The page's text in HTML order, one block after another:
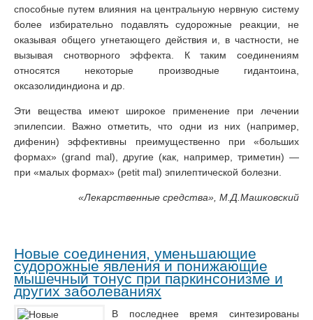
способные путем влияния на центральную нервную систему
более избирательно подавлять судорожные реакции, не
оказывая общего угнетающего действия и, в частности, не
вызывая снотворного эффекта. К таким соединениям
относятся некоторые производные гидантоина,
оксазолидиндиона и др.
Эти вещества имеют широкое применение при лечении
эпилепсии. Важно отметить, что одни из них (например,
дифенин) эффективны преимущественно при «больших
формах» (grand mal), другие (как, например, триметин) —
при «малых формах» (petit mal) эпилептической болезни.
«Лекарственные средства», М.Д.Машковский
Новые соединения, уменьшающие
судорожные явления и понижающие
мышечный тонус при паркинсонизме и
других заболеваниях
В последнее время синтезированы